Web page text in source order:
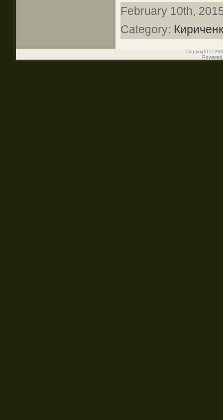
February 10th,
Category:
Copyright ©